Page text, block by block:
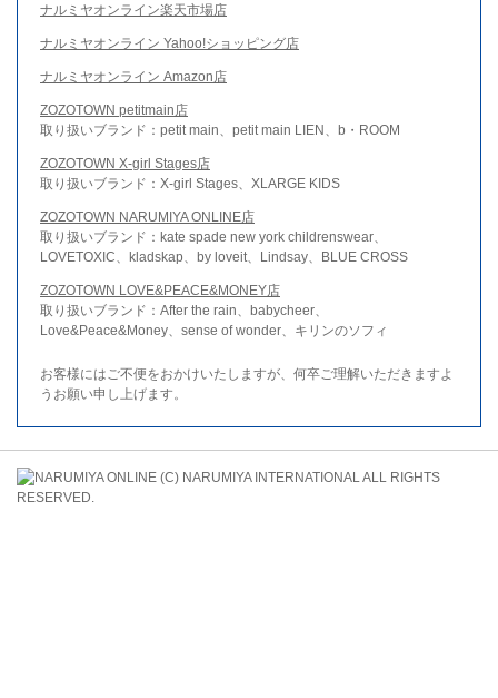
ナルミヤオンライン楽天市場店
ナルミヤオンライン Yahoo!ショッピング店
ナルミヤオンライン Amazon店
ZOZOTOWN petitmain店
取り扱いブランド：petit main、petit main LIEN、b・ROOM
ZOZOTOWN X-girl Stages店
取り扱いブランド：X-girl Stages、XLARGE KIDS
ZOZOTOWN NARUMIYA ONLINE店
取り扱いブランド：kate spade new york childrenswear、
LOVETOXIC、kladskap、by loveit、Lindsay、BLUE CROSS
ZOZOTOWN LOVE&PEACE&MONEY店
取り扱いブランド：After the rain、babycheer、
Love&Peace&Money、sense of wonder、キリンのソフィ
お客様にはご不便をおかけいたしますが、何卒ご理解いただきますよ
うお願い申し上げます。